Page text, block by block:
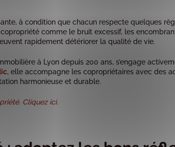
à condition que chacun respecte quelques
comme le bruit excessif, les
rapidement détériorer la qualité de vie.
à Lyon depuis 200 ans, s’engage
, elle accompagne les copropriétaires avec des
harmonieuse et durable.
Cliquez ici.